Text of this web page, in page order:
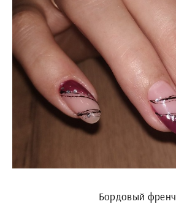
Бордовый френч